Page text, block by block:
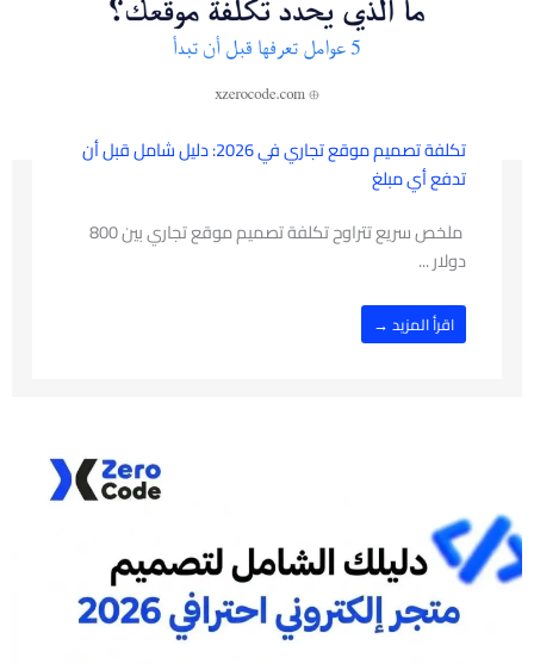
تكلفة تصميم موقع تجاري في 2026: دليل شامل قبل أن
تدفع أي مبلغ
ملخص سريع تتراوح تكلفة تصميم موقع تجاري بين 800
دولار ...
اقرأ المزيد →